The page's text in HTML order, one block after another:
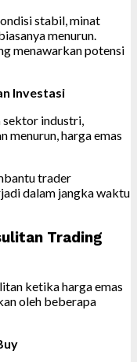
stabil, minat
menurun.
menawarkan potensi
Investasi
sektor industri,
menurun, harga emas
trader
dalam jangka waktu
Trading
ketika harga emas
oleh beberapa